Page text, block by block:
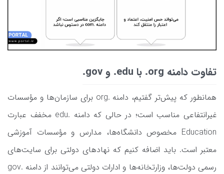
تفاوت دامنه org. با edu. و gov.
همانطور که پیش‌تر گفتیم، دامنه .org برای سازمان‌ها و مؤسسات
غیرانتفاعی مناسب است؛ در حالی که دامنه .edu مخفف عبارت
Education مخصوص دانشگاه‌ها، مدارس و مؤسسات آموزشی
معتبر است. باید اضافه کنیم که نهادهای دولتی برای سایت‌های
رسمی دولت‌ها، وزارتخانه‌ها و ادارات دولتی می‌توانند از دامنه .gov